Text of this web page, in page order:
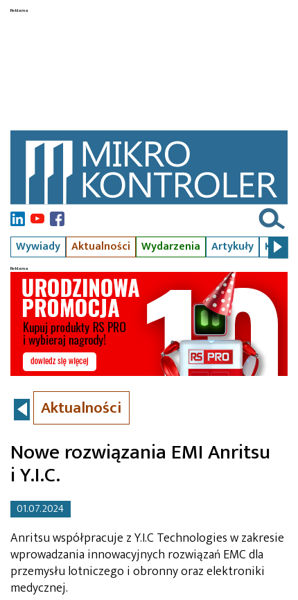
Wywiady Aktualności Wydarzenia Artykuły Kursy
Aktualności
Nowe rozwiązania EMI Anritsu
i Y.I.C.
01.07.2024
Anritsu współpracuje z Y.I.C Technologies w zakresie
wprowadzania innowacyjnych rozwiązań EMC dla
przemysłu lotniczego i obronny oraz elektroniki
medycznej.